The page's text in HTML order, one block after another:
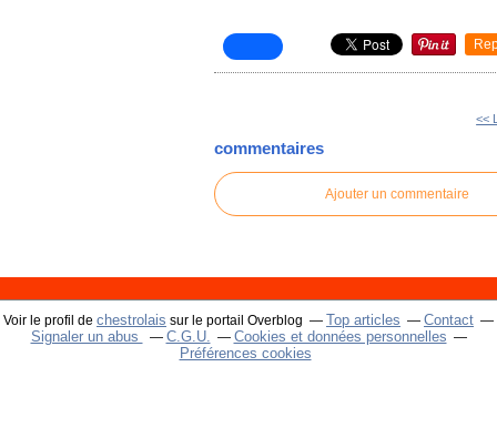
<<
commentaires
Ajouter un commentaire
Voir le profil de chestrolais sur le portail Overblog Top articles
Contact
Signaler un abus
C.G.U.
Cookies et données personnelles
Préférences cookies